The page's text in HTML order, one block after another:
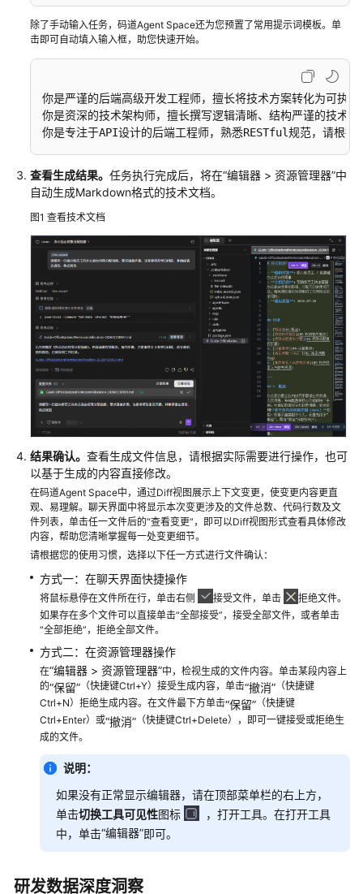
（Space）
什
么
码
道
Agent
Space
沙
研
发
办
公
多
会
话
并
行
任
务
并
行
定
时
隐
私
模
式
代
码
审
板
除了手动输入任务，码道Agent Space还为您预置了常用提示词模板。单
击即可自动填入输入框，助您快速开始。
你是严谨的后端高级开发工程师，擅长将技术方案转化为可执
你是资深的技术架构师，擅长撰写逻辑清晰、结构严谨的技术
你是专注于API设计的后端工程师，熟悉RESTful规范，请根
查看生成结果。 任务执行完成后，将在“编辑器 > 资源管理器”中
自动生成Markdown格式的技术文档。
图1 查看技术文档
结果确认。 查看生成文件信息，请根据实际需要进行操作，也可
以基于生成的内容直接修改。
在码道Agent Space中，通过Diff视图展示上下文变更，使变更内容更直
观、易理解。聊天界面中将显示本次变更涉及的文件总数、代码行数及文
件列表，单击任一文件后的“查看变更”，即可以Diff视图形式查看具体修改
内容，帮助您清晰掌握每一处变更细节。
请根据您的使用习惯，选择以下任一方式进行文件确认：
方式一：在聊天界面快捷操作
将鼠标悬停在文件所在行，单击右侧 接受文件，单击
拒绝文件。
如果存在多个文件可以直接单击“全部接受”，接受全部文件，或者单击
“全部拒绝”，拒绝全部文件。
方式二：在资源管理器操作
在“编辑器 > 资源管理器”中，检视生成的文件内容。单击某段内容上
的“保留” （快捷键Ctrl+Y）接受生成内容，单击“撤消” （快捷键
Ctrl+N）拒绝生成内容。在文件最下方单击“保留” （快捷键
Ctrl+Enter）或“撤消” （快捷键Ctrl+Delete），即可一键接受或拒绝生
成的文件。
说明：
如果没有正常显示编辑器，请在顶部菜单栏的右上方，
单击切换工具可见性图标
，打开工具。在打开工具
中，单击“编辑器”即可。
研发数据深度洞察